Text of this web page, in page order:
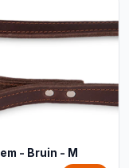
- Bruin - M